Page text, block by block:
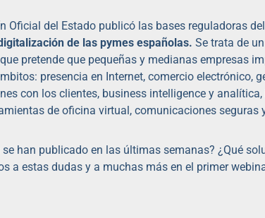
Oficial del Estado publicó las bases reguladoras
de las pymes españolas. Se trata de
pretende que pequeñas y medianas empresas
presencia en Internet, comercio electrónico,
con los clientes, business intelligence y
de oficina virtual, comunicaciones seguras
han publicado en las últimas semanas? ¿Qué
a estas dudas y a muchas más en el primer